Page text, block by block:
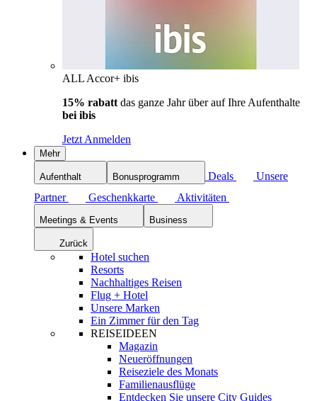
ALL Accor+ ibis
15% rabatt das ganze Jahr über auf Ihre Aufenthalte
bei ibis
Jetzt Anmelden
Mehr
Aufenthalt Bonusprogramm Deals
Unsere
Partner
Geschenkkarte Aktivitäten
Meetings & Events Business
Zurück
Hotel suchen
Resorts
Nachhaltiges Reisen
Flug + Hotel
Unsere Marken
Ein Zimmer für den Tag
REISEIDEEN
Magazin
Neueröffnungen
Reiseziele des Monats
Familienausflüge
Entdecken Sie unsere City Guides